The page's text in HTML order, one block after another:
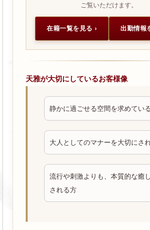
ご覧いただけます。
在籍一覧を見る › 出勤情報
天雅が大切にしているお客様像
静かに過ごせる空間を求めてい
大人としてのマナーを大切にさ
流行や刺激よりも、本質的な癒
される方